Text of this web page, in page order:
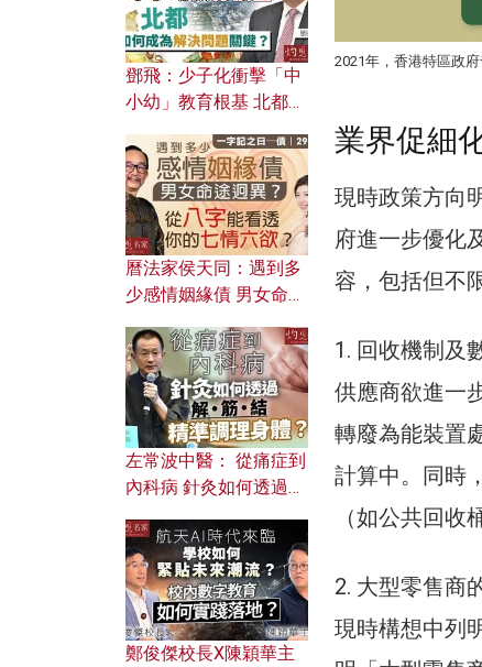
2021年，香港特區政
業界促細
現時政策方向
府進一步優化
容，包括但不
1. 回收機制及
供應商欲進一
轉廢為能裝置
計算中。同時
（如公共回收
2. 大型零售商
現時構想中列
鄧飛：少子化衝擊「中
小幼」教育根基 北都如
曆法家侯天同：遇到多
少感情姻緣債 男女命途
的七情六欲？
左常波中醫： 從痛症到
內科病 針灸如何透過解
鄭俊傑校長X陳穎華主